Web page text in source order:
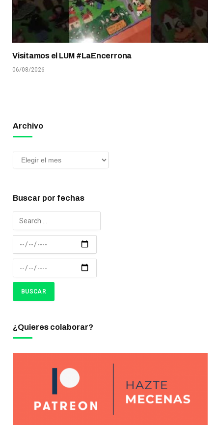
Visitamos el LUM #LaEncerrona
06/08/2026
Archivo
Buscar por fechas
¿Quieres colaborar?